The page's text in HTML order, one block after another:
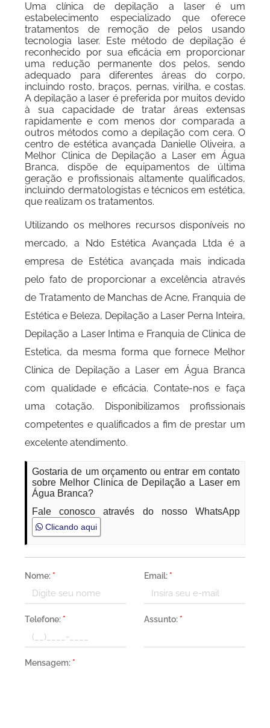
Uma clínica de depilação a laser é um
estabelecimento especializado que oferece
tratamentos de remoção de pelos usando
tecnologia laser. Este método de depilação é
reconhecido por sua eficácia em proporcionar
uma redução permanente dos pelos, sendo
adequado para diferentes áreas do corpo,
incluindo rosto, braços, pernas, virilha, e costas.
A depilação a laser é preferida por muitos devido
à sua capacidade de tratar áreas extensas
rapidamente e com menos dor comparada a
outros métodos como a depilação com cera. O
centro de estética avançada Danielle Oliveira, a
Melhor Clinica de Depilação a Laser em Água
Branca, dispõe de equipamentos de última
geração e profissionais altamente qualificados,
incluindo dermatologistas e técnicos em estética,
que realizam os tratamentos.
Utilizando os melhores recursos disponíveis no
mercado, a Ndo Estética Avançada Ltda é a
empresa de Estética avançada mais indicada
pelo fato de proporcionar a excelência através
de Tratamento de Manchas de Acne, Franquia de
Estética e Beleza, Depilação a Laser Perna Inteira,
Depilação a Laser Intima e Franquia de Clinica de
Estetica, da mesma forma que fornece Melhor
Clinica de Depilação a Laser em Água Branca
com qualidade e eficácia. Contate-nos e faça
uma cotação. Disponibilizamos profissionais
competentes e qualificados a fim de prestar um
excelente atendimento.
Gostaria de um orçamento ou entrar em contato
sobre Melhor Clinica de Depilação a Laser em
Água Branca?
Fale conosco através do nosso WhatsApp
Clicando aqui
Nome: * Email: *
Telefone: * Assunto: *
Mensagem: *